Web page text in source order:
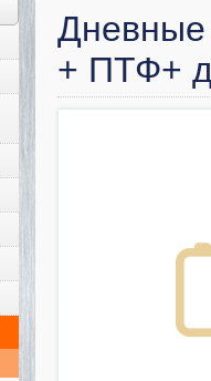
Дневные
+ ПТФ+